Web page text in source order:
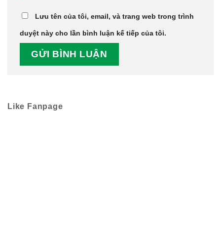
Lưu tên của tôi, email, và trang web trong trình
duyệt này cho lần bình luận kế tiếp của tôi.
Like Fanpage